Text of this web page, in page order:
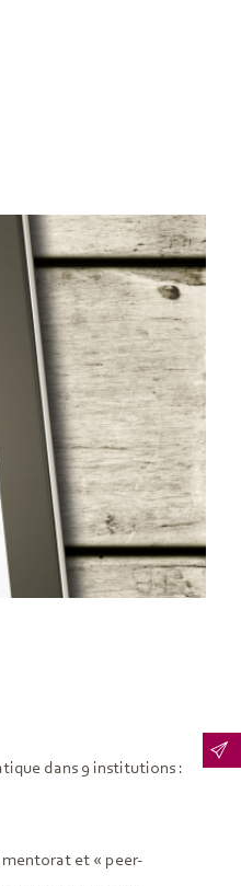
dans 9 institutions :
mentorat et « peer-